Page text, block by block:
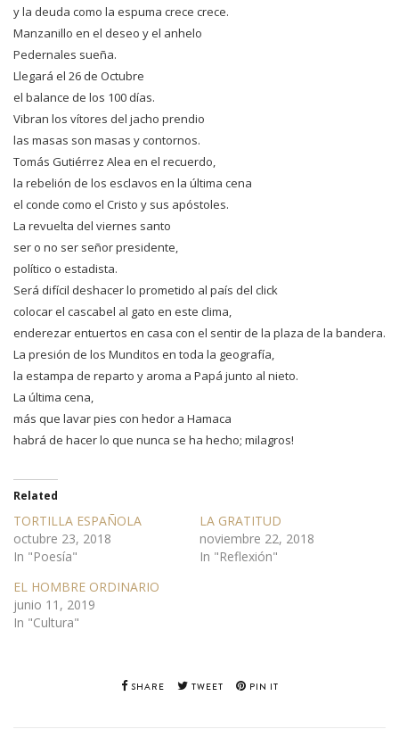
y la deuda como la espuma crece crece.
Manzanillo en el deseo y el anhelo
Pedernales sueña.
Llegará el 26 de Octubre
el balance de los 100 días.
Vibran los vítores del jacho prendio
las masas son masas y contornos.
Tomás Gutiérrez Alea en el recuerdo,
la rebelión de los esclavos en la última cena
el conde como el Cristo y sus apóstoles.
La revuelta del viernes santo
ser o no ser señor presidente,
político o estadista.
Será difícil deshacer lo prometido al país del click
colocar el cascabel al gato en este clima,
enderezar entuertos en casa con el sentir de la plaza de la bandera.
La presión de los Munditos en toda la geografía,
la estampa de reparto y aroma a Papá junto al nieto.
La última cena,
más que lavar pies con hedor a Hamaca
habrá de hacer lo que nunca se ha hecho; milagros!
Related
TORTILLA ESPAÑOLA
octubre 23, 2018
In "Poesía"
LA GRATITUD
noviembre 22, 2018
In "Reflexión"
EL HOMBRE ORDINARIO
junio 11, 2019
In "Cultura"
SHARE TWEET PIN IT